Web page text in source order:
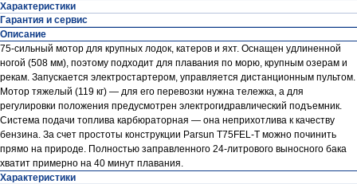
Характеристики
Гарантия и сервис
Описание
75-сильный мотор для крупных лодок, катеров и яхт. Оснащен удлиненной
ногой (508 мм), поэтому подходит для плавания по морю, крупным озерам и
рекам. Запускается электростартером, управляется дистанционным пультом.
Мотор тяжелый (119 кг) — для его перевозки нужна тележка, а для
регулировки положения предусмотрен электрогидравлический подъемник.
Система подачи топлива карбюраторная — она неприхотлива к качеству
бензина. За счет простоты конструкции Parsun T75FEL-T можно починить
прямо на природе. Полностью заправленного 24-литрового выносного бака
хватит примерно на 40 минут плавания.
Характеристики